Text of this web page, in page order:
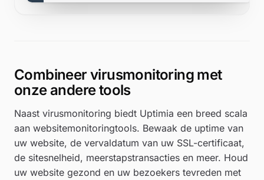
Combineer virusmonitoring met
onze andere tools
Naast virusmonitoring biedt Uptimia een breed scala
aan websitemonitoringtools. Bewaak de uptime van
uw website, de vervaldatum van uw SSL-certificaat,
de sitesnelheid, meerstapstransacties en meer. Houd
uw website gezond en uw bezoekers tevreden met